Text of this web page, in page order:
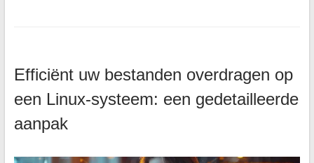
Efficiënt uw bestanden overdragen op
een Linux-systeem: een gedetailleerde
aanpak